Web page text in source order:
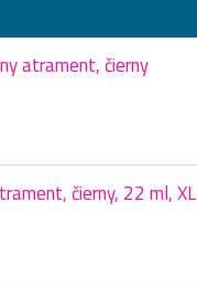
atrament, čierny
čierny, 22 ml, XL